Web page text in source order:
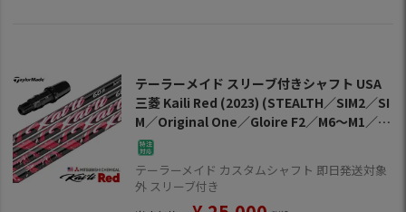
テーラーメイド スリーブ付きシャフト USA
三菱 Kaili Red (2023) (STEALTH／SIM2／SI
M／Original One／Gloire F2／M6～M1／R
BZ)
テーラーメイド カスタムシャフト 即日発送対象
外 スリーブ付き